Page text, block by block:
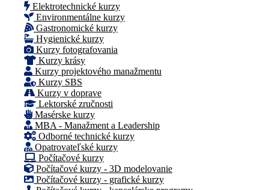
Elektrotechnické kurzy
Environmentálne kurzy
Gastronomické kurzy
Hygienické kurzy
Kurzy fotografovania
Kurzy krásy
Kurzy projektového manažmentu
Kurzy SBS
Kurzy v doprave
Lektorské zručnosti
Masérske kurzy
MBA - Manažment a Leadership
Odborné technické kurzy
Opatrovateľské kurzy
Počítačové kurzy
Počítačové kurzy - 3D modelovanie
Počítačové kurzy - grafické kurzy